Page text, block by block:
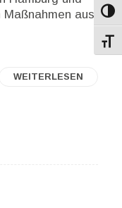
aus
WEITERLESEN